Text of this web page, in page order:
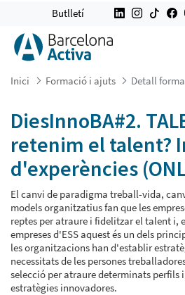
DIESINNOBA#2.
Butlletí
Inici Formació i ajuts Detall
DiesInnoBA#2.
retenim el talent?
d'experències
El canvi de paradigma treball-vida,
models organitzatius fan que les
reptes per atraure i fidelitzar el talent i,
empreses d'ESS aquest és un dels
les organitzacions han d'establir
necessitats de les persones
selecció per atraure determinats perfils
estratègies innovadores.